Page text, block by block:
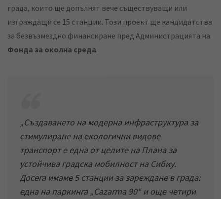
града, които ще допълнят вече съществуващи или
изграждащи се 15 станции. Този проект ще кандидатства
за безвъзмездно финансиране пред Администрацията на
Фонда за околна среда.
„Създаването на модерна инфраструктура за
стимулиране на екологични видове
транспорт е една от целите на Плана за
устойчива градска мобилност на Сибиу.
Досега имаме 5 станции за зареждане в града:
една на паркинга „Cazarma 90“ и още четири